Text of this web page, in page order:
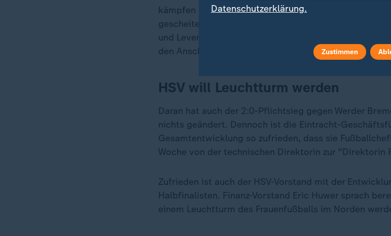
kämpfen hatte. In der Qualifikation für die Liga-Phase
gescheitert, drei bittere Niederlagen in der
und Leverkusen kassiert: Im Moment läuft der
den Anschluss an den FC Bayern und den VfL
HSV will Leuchtturm werden
Daran hat auch der 2:0-Pflichtsieg gegen Werder
nichts geändert. Dennoch ist die Eintracht-
Gesamtentwicklung so zufrieden, dass sie
Woche von der technischen Direktorin zur
Zufrieden ist auch der HSV-Vorstand mit der
Halbfinalisten. Finanz-Vorstand Eric Huwer sprach
einem Leuchtturm des Frauenfußballs im Norden
Datenschutzerklärung.
Zustimmen